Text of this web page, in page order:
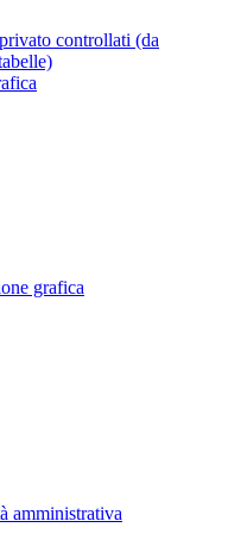
controllati (da
grafica
amministrativa